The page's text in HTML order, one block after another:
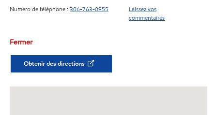
Numéro de téléphone : 306-763-0955
Laissez vos
commentaires
Fermer
Obtenir des directions